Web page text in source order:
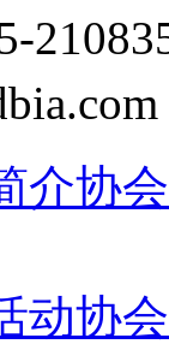
介协
动协